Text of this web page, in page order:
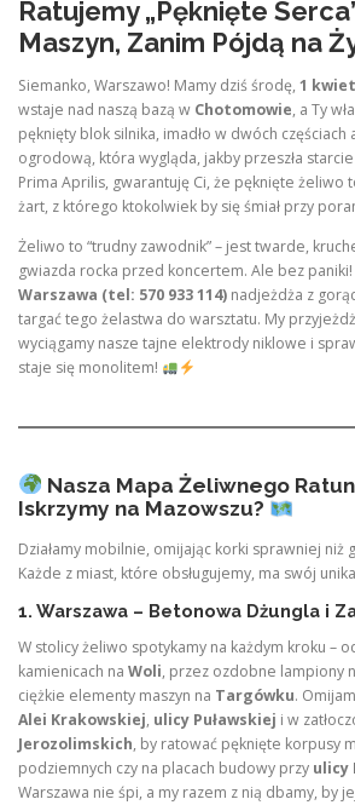
Ratujemy „Pęknięte
Maszyn, Zanim Pójdą na
Siemanko, Warszawo! Mamy dziś środę, 1
wstaje nad naszą bazą w Chotomowie, a Ty
pęknięty blok silnika, imadło w dwóch
ogrodową, która wygląda, jakby przeszła starcie
Prima Aprilis, gwarantuję Ci, że pęknięte żeliwo
żart, z którego ktokolwiek by się śmiał przy
Żeliwo to “trudny zawodnik” – jest twarde,
gwiazda rocka przed koncertem. Ale bez paniki!
Warszawa (tel: 570 933 114) nadjeżdża z
targać tego żelastwa do warsztatu. My
wyciągamy nasze tajne elektrody niklowe i
staje się monolitem!
Nasza Mapa Żeliwnego
Iskrzymy na Mazowszu?
Działamy mobilnie, omijając korki sprawniej niż
Każde z miast, które obsługujemy, ma swój
1. Warszawa – Betonowa Dżungla i
W stolicy żeliwo spotykamy na każdym kroku –
kamienicach na Woli, przez ozdobne lampiony
ciężkie elementy maszyn na Targówku.
Alei Krakowskiej, ulicy Puławskiej i w
Jerozolimskich, by ratować pęknięte korpusy
podziemnych czy na placach budowy przy ulicy
Warszawa nie śpi, a my razem z nią dbamy, by